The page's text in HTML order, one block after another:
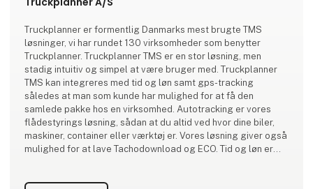
Truckplanner er formentlig Danmarks mest brugte TMS
løsninger, vi har rundet 130 virksomheder som benytter
Truckplanner. Truckplanner TMS er en stor løsning, men
stadig intuitiv og simpel at være bruger med. Truckplanner
TMS kan integreres med tid og løn samt gps-tracking
således at man som kunde har mulighed for at få den
samlede pakke hos en virksomhed. Autotracking er vores
flådestyrings løsning, sådan at du altid ved hvor dine biler,
maskiner, container eller værktøj er. Vores løsning giver også
mulighed for at lave Tachodownload og ECO. Tid og løn er